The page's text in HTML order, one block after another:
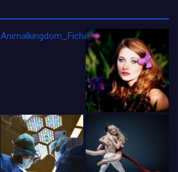
Animalkingdom_FichaCine